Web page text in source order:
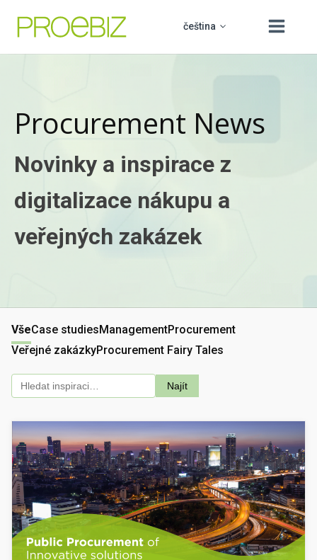
čeština
english
polski
Vzdělávání
Podpora
Kontakt
Procurement News
Novinky a inspirace z
digitalizace nákupu a
veřejných zakázek
VšeCase studiesManagementProcurement
Veřejné zakázkyProcurement Fairy Tales
Najít